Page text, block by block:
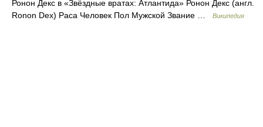
Ронон Декс в «Звёздные вратах: Атлантида» Ронон Декс (англ.
Ronon Dex) Раса Человек Пол Мужской Звание …
Википедия